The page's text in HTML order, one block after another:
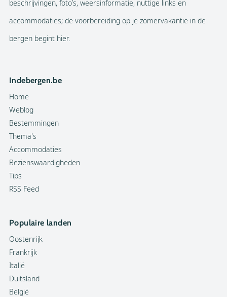
beschrijvingen, foto’s, weersinformatie, nuttige links en
accommodaties; de voorbereiding op je zomervakantie in de
bergen begint hier.
Indebergen.be
Home
Weblog
Bestemmingen
Thema's
Accommodaties
Bezienswaardigheden
Tips
RSS Feed
Populaire landen
Oostenrijk
Frankrijk
Italië
Duitsland
België